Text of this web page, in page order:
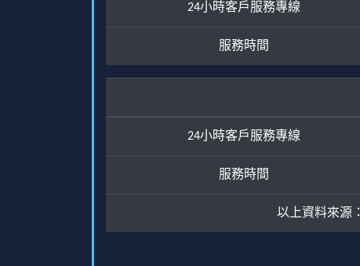
24小時客戶服務專線
服務時間
24小時客戶服務專線
服務時間
以上資料來源：